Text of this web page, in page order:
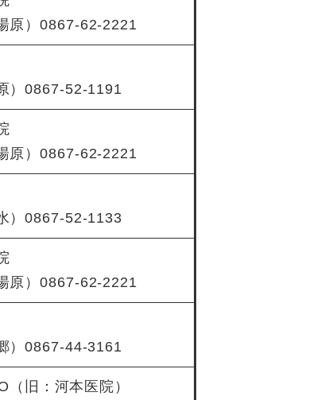
原）0867-62-2221
）0867-52-1191
原）0867-62-2221
）0867-52-1133
原）0867-62-2221
）0867-44-3161
旧：河本医院）